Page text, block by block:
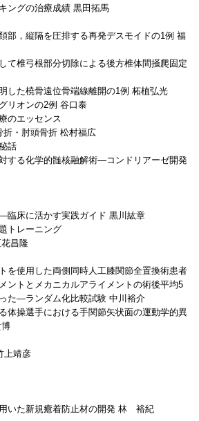
ングの治療成績 黒田拓馬
部，縦隔を圧排する再発デスモイドの1例 福
て椎弓根部分切除による後方椎体間掻爬固定
した橈骨遠位骨端線離開の1例 柘植弘光
リオンの2例 谷口泰
のエッセンス
・肘頭骨折 松村福広
話
する化学的髄核融解術―コンドリアーゼ開発
床に活かす実践ガイド 黒川紘章
トレーニング
昌隆
を使用した両側同時人工膝関節全置換術患者
ントとメカニカルアライメントの術後平均5
た―ランダム化比較試験 中川裕介
体操選手における手関節矢状面の運動学的異
上靖彦
いた新規癒着防止材の開発 林 裕紀